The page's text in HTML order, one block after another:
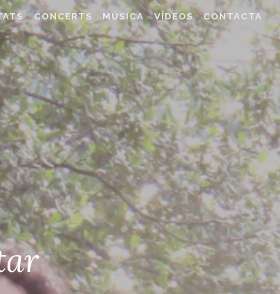
CONCERTS MÚSICA VÍDEOS CONTACTA